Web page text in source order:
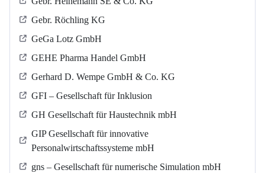
Gebr. Röchling KG
GeGa Lotz GmbH
GEHE Pharma Handel GmbH
Gerhard D. Wempe GmbH & Co. KG
GFI – Gesellschaft für Inklusion
GH Gesellschaft für Haustechnik mbH
GIP Gesellschaft für innovative
Personalwirtschaftssysteme mbH
gns – Gesellschaft für numerische Simulation mbH